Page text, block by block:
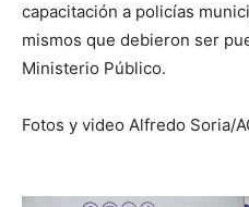
capacitación a policías
mismos que debieron ser
Ministerio Público.
Fotos y video Alfredo Soria/